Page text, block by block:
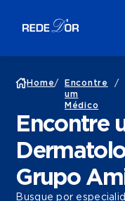
Home/
Encontre
um
Médico
/
Encontre
Grupo
Busque por